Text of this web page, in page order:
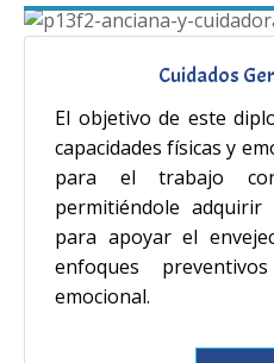
Cuidados
El objetivo de este
capacidades físicas y
para el trabajo
permitiéndole adquirir
para apoyar el
enfoques
emocional.